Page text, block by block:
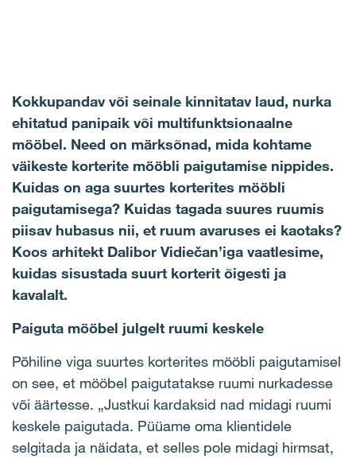
Kokkupandav või seinale kinnitatav laud, nurka
ehitatud panipaik või multifunktsionaalne
mööbel. Need on märksõnad, mida kohtame
väikeste korterite mööbli paigutamise nippides.
Kuidas on aga suurtes korterites mööbli
paigutamisega? Kuidas tagada suures ruumis
piisav hubasus nii, et ruum avaruses ei kaotaks?
Koos arhitekt Dalibor Vidiečan’iga vaatlesime,
kuidas sisustada suurt korterit õigesti ja
kavalalt.
Paiguta mööbel julgelt ruumi keskele
Põhiline viga suurtes korterites mööbli paigutamisel
on see, et mööbel paigutatakse ruumi nurkadesse
või äärtesse. „Justkui kardaksid nad midagi ruumi
keskele paigutada. Püüame oma klientidele
selgitada ja näidata, et selles pole midagi hirmsat,